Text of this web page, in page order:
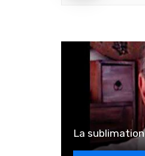
La sublimation